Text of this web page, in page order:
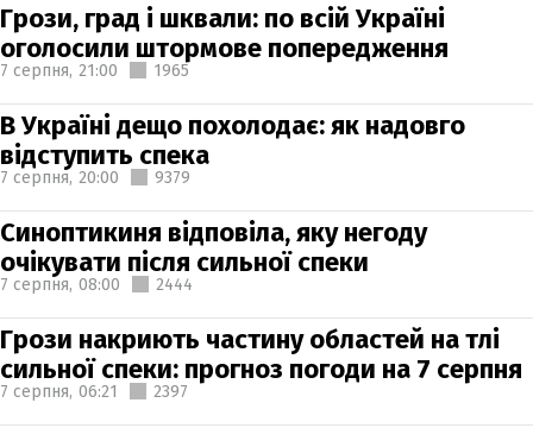
Грози, град і шквали: по всій Україні
оголосили штормове попередження
7 серпня, 21:00 1965
В Україні дещо похолодає: як надовго
відступить спека
7 серпня, 20:00 9379
Синоптикиня відповіла, яку негоду
очікувати після сильної спеки
7 серпня, 08:00 2444
Грози накриють частину областей на тлі
сильної спеки: прогноз погоди на 7 серпня
7 серпня, 06:21 2397